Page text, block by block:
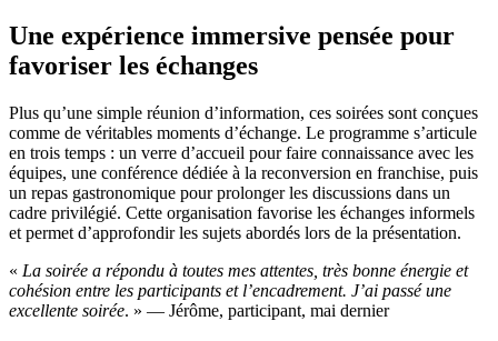
Une expérience immersive pensée pour
favoriser les échanges
Plus qu’une simple réunion d’information, ces soirées sont conçues
comme de véritables moments d’échange. Le programme s’articule
en trois temps : un verre d’accueil pour faire connaissance avec les
équipes, une conférence dédiée à la reconversion en franchise, puis
un repas gastronomique pour prolonger les discussions dans un
cadre privilégié. Cette organisation favorise les échanges informels
et permet d’approfondir les sujets abordés lors de la présentation.
« La soirée a répondu à toutes mes attentes, très bonne énergie et
cohésion entre les participants et l’encadrement. J’ai passé une
excellente soirée. » — Jérôme, participant, mai dernier